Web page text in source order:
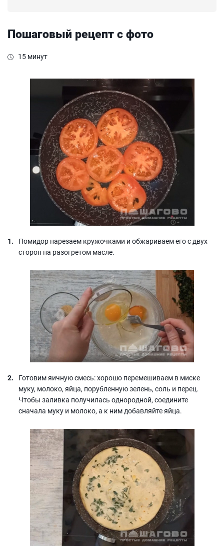
Пошаговый рецепт с фото
15 минут
Помидор нарезаем кружочками и обжариваем его с двух
сторон на разогретом масле.
Готовим яичную смесь: хорошо перемешиваем в миске
муку, молоко, яйца, порубленную зелень, соль и перец.
Чтобы заливка получилась однородной, соедините
сначала муку и молоко, а к ним добавляйте яйца.